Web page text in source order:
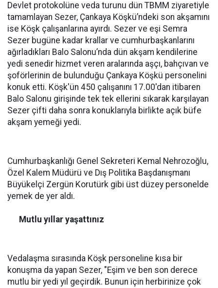
Devlet protokolüne veda turunu dün TBMM ziyaretiyle
tamamlayan Sezer, Çankaya Köşkü’ndeki son akşamını
ise Köşk çalışanlarına ayırdı. Sezer ve eşi Semra
Sezer bugüne kadar krallar ve cumhurbaşkanlarını
ağırladıkları Balo Salonu’nda dün akşam kendilerine
yedi senedir hizmet veren aralarında aşçı, bahçıvan ve
şoförlerinin de bulunduğu Çankaya Köşkü personelini
konuk etti. Köşk'ün 450 çalışanını 17.00'dan itibaren
Balo Salonu girişinde tek tek ellerini sıkarak karşılayan
Sezer çifti daha sonra konuklarıyla birlikte açık büfe
akşam yemeği yedi.
Cumhurbaşkanlığı Genel Sekreteri Kemal Nehrozoğlu,
Özel Kalem Müdürü ve Dış Politika Başdanışmanı
Büyükelçi Zergün Korutürk gibi üst düzey personelde
yemek de yer aldı.
Mutlu yıllar yaşattınız
Vedalaşma sırasında Köşk personeline kısa bir
konuşma da yapan Sezer, "Eşim ve ben son derece
mutlu bir yedi yıl geçirdik. Bunun için herbirinize çok